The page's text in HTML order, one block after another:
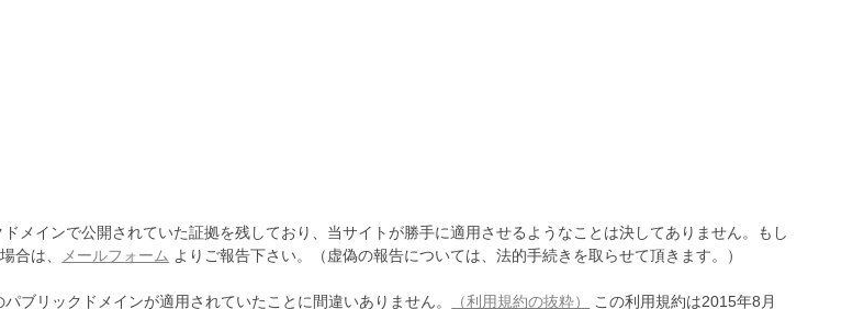
メインで公開されていた証拠を残しており、当サイトが勝手に適用させるようなことは決してありません。もし
合は、
メールフォーム よりご報告下さい。（虚偽の報告については、法的手続きを取らせて頂きます。）
ブリックドメインが適用されていたことに間違いありません。 （利用規約の抜粋） この利用規約は2015年8月